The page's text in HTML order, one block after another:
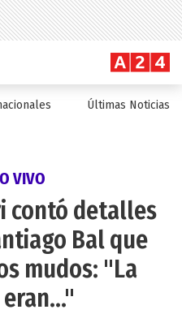
Últimas Noticias
VIVO
contó detalles
Bal que
mudos: "La